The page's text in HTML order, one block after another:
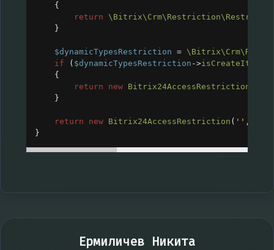
{
return
}
$dynamicTypesRestriction =
if ( $dynamicTypesRestriction ->
{
return
new Bitrix24AccessRestriction
}
return new Bitrix24AccessRestriction ( '' ,
}
Ермиличев Никита